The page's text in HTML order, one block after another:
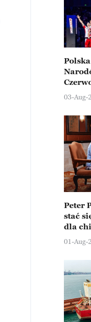
Ningbo
03-Aug-
Peter
stać
dla
01-Aug-